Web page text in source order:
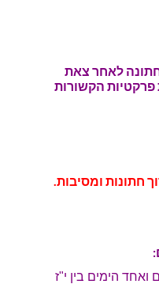
לאחר צאת
הקשורות
חתונות ומסיבות.
הימים בין י"ז